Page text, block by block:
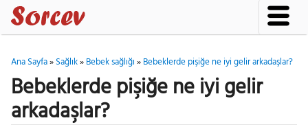
Ana Sayfa»Sağlık»Bebek sağlığı»Bebeklerde pişiğe ne iyi gelir arkadaşlar?
Bebeklerde pişiğe ne iyi gelir
arkadaşlar?